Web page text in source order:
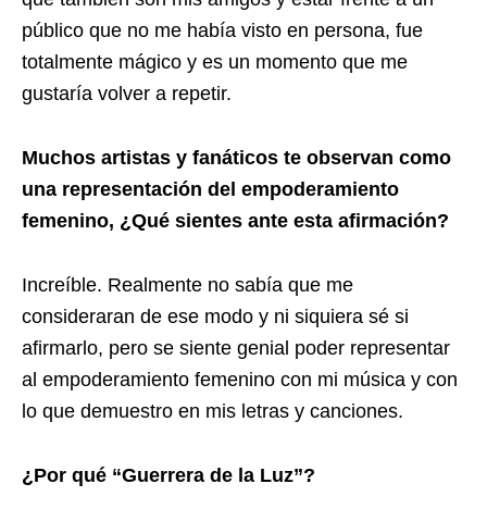
público que no me había visto en persona, fue
totalmente mágico y es un momento que me
gustaría volver a repetir.
Muchos artistas y fanáticos te observan como
una representación del empoderamiento
femenino, ¿Qué sientes ante esta afirmación?
Increíble. Realmente no sabía que me
consideraran de ese modo y ni siquiera sé si
afirmarlo, pero se siente genial poder representar
al empoderamiento femenino con mi música y con
lo que demuestro en mis letras y canciones.
¿Por qué “Guerrera de la Luz”?